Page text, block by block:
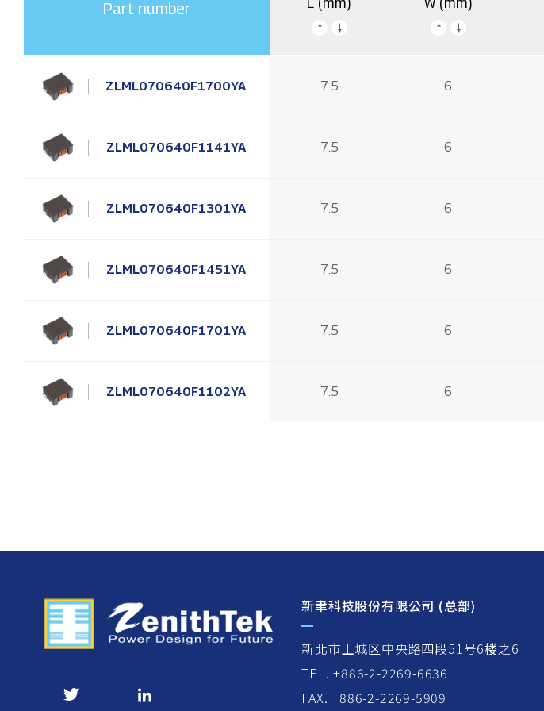
Part number
ZLML070640F1700YA 7.5 6
ZLML070640F1141YA 7.5 6
ZLML070640F1301YA 7.5 6
ZLML070640F1451YA 7.5 6
ZLML070640F1701YA 7.5 6
ZLML070640F1102YA 7.5 6
新聿科技股份有限公司 (总部)
新北市土城区中央路四段51号6楼之6
TEL. +886-2-2269-6636
FAX. +886-2-2269-5909